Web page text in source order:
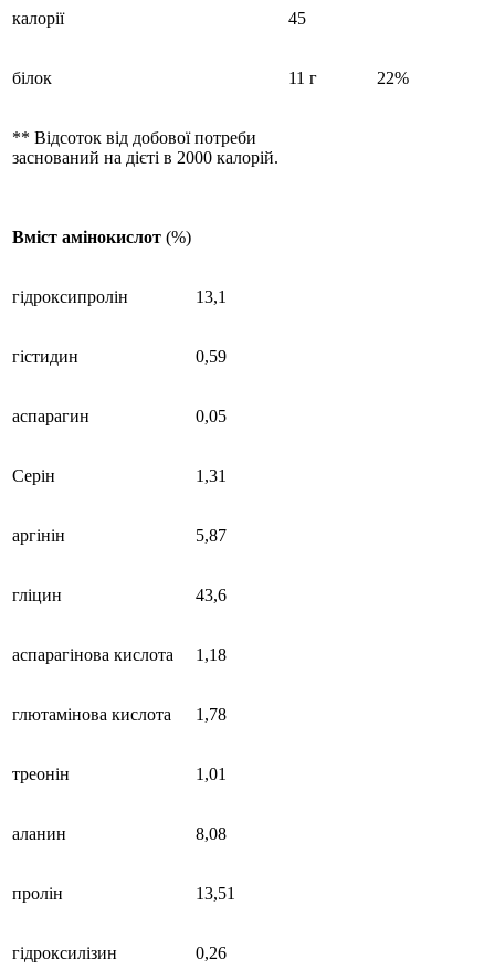
калорії 45
білок 11 г 22%
** Відсоток від добової потреби
заснований на дієті в 2000 калорій.
Вміст амінокислот (%)
гідроксипролін 13,1
гістидин 0,59
аспарагин 0,05
Серін 1,31
аргінін 5,87
гліцин 43,6
аспарагінова кислота 1,18
глютамінова кислота 1,78
треонін 1,01
аланин 8,08
пролін 13,51
гідроксилізин 0,26